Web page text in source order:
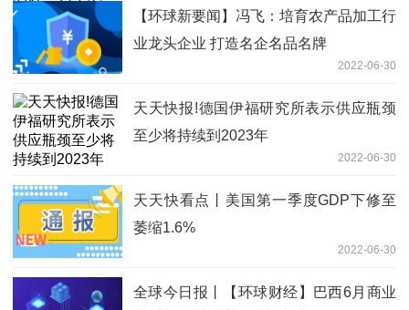
【环球新要闻】冯飞：培育农产品加工行
业龙头企业 打造名企名品名牌
2022-06-30
天天快报!德国伊福研究所表示供应瓶颈
至少将持续到2023年
2022-06-30
天天快看点丨美国第一季度GDP下修至
萎缩1.6%
2022-06-30
全球今日报丨【环球财经】巴西6月商业